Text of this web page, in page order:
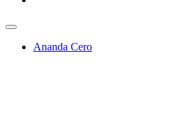
Ananda Cero